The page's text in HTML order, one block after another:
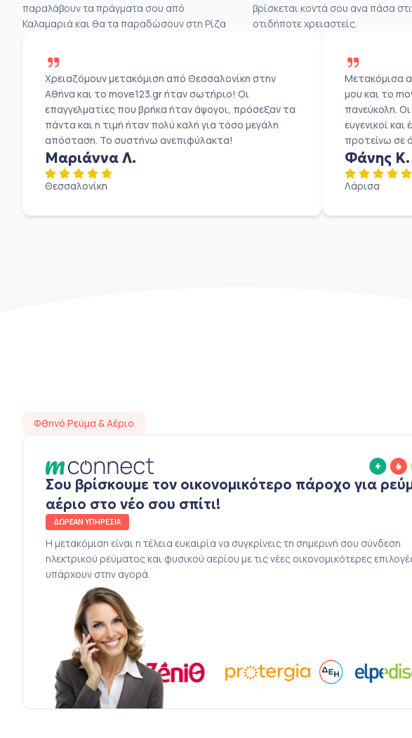
παραλάβουν τα πράγματα σου από
Καλαμαριά και θα τα παραδώσουν στη Ρίζα
βρίσκεται κοντά σου ανα πάσα
οτιδήποτε χρειαστείς.
Χρειαζόμουν μετακόμιση από Θεσσαλονίκη στην
Αθήνα και το move123.gr ήταν σωτήριο! Οι
επαγγελματίες που βρήκα ήταν άψογοι, πρόσεξαν τα
πάντα και η τιμή ήταν πολύ καλή για τόσο μεγάλη
απόσταση. Το συστήνω ανεπιφύλακτα!
Μαριάννα Λ.
Θεσσαλονίκη
Μετακόμισα
μου και το
πανεύκολη.
ευγενικοί
προτείνω σε
Φάνης Κ.
Λάρισα
Φθηνό Ρεύμα & Αέριο
Σου βρίσκουμε τον οικονομικότερο πάροχο για
αέριο στο νέο σου σπίτι!
ΔΩΡΕΑΝ ΥΠΗΡΕΣΙΑ
Η μετακόμιση είναι η τέλεια ευκαιρία να συγκρίνεις τη σημερινή σου σύνδεση
ηλεκτρικού ρεύματος και φυσικού αερίου με τις νέες οικονομικότερες
υπάρχουν στην αγορά.